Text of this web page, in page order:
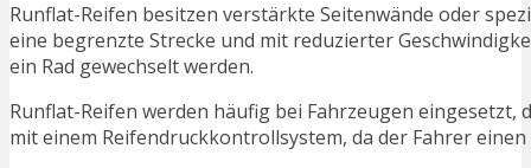
Runflat-Reifen besitzen verstärkte Seitenwände oder
eine begrenzte Strecke und mit reduzierter
ein Rad gewechselt werden.
Runflat-Reifen werden häufig bei Fahrzeugen
mit einem Reifendruckkontrollsystem, da der Fahrer